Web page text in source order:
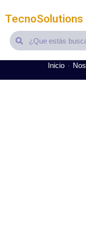
TecnoSolutions
SearchSearch
Inicio